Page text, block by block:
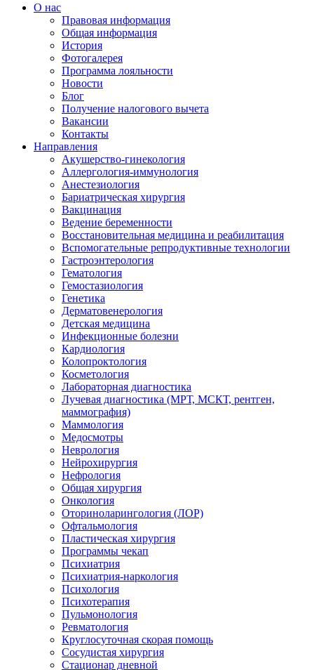
О нас
Правовая информация
Общая информация
История
Фотогалерея
Программа лояльности
Новости
Блог
Получение налогового вычета
Вакансии
Контакты
Направления
Акушерство-гинекология
Аллергология-иммунология
Анестезиология
Бариатрическая хирургия
Вакцинация
Ведение беременности
Восстановительная медицина и реабилитация
Вспомогательные репродуктивные технологии
Гастроэнтерология
Гематология
Гемостазиология
Генетика
Дерматовенерология
Детская медицина
Инфекционные болезни
Кардиология
Колопроктология
Косметология
Лабораторная диагностика
Лучевая диагностика (МРТ, МСКТ, рентген,
маммография)
Маммология
Медосмотры
Неврология
Нейрохирургия
Нефрология
Общая хирургия
Онкология
Оториноларингология (ЛОР)
Офтальмология
Пластическая хирургия
Программы чекап
Психиатрия
Психиатрия-наркология
Психология
Психотерапия
Пульмонология
Ревматология
Круглосуточная скорая помощь
Сосудистая хирургия
Стационар дневной